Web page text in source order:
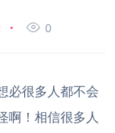
0
必很多人都不会
啊！相信很多人